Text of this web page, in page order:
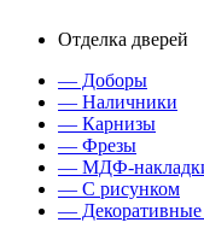
Отделка дверей
— Доборы
— Наличники
— Карнизы
— Фрезы
— МДФ-
— С рисунком
— Декоративные